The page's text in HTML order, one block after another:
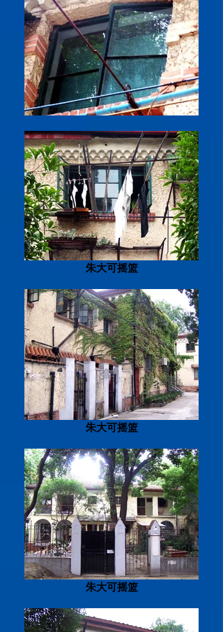
朱大可摇篮
朱大可摇篮
朱大可摇篮